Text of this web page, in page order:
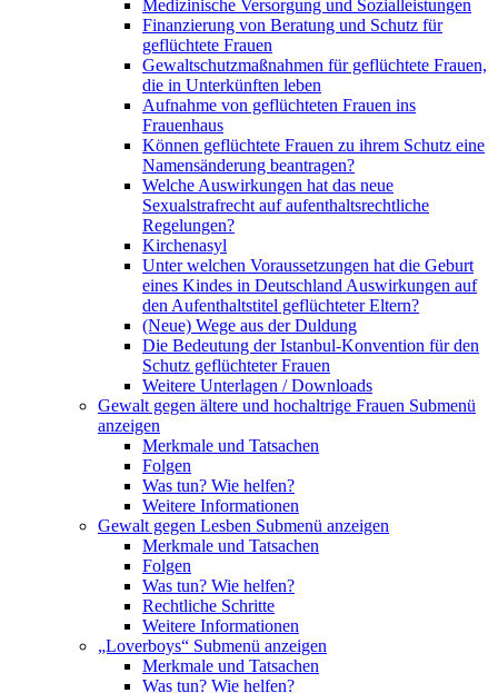
Medizinische Versorgung und Sozialleistungen
Finanzierung von Beratung und Schutz für
geflüchtete Frauen
Gewaltschutzmaßnahmen für geflüchtete Frauen,
die in Unterkünften leben
Aufnahme von geflüchteten Frauen ins
Frauenhaus
Können geflüchtete Frauen zu ihrem Schutz eine
Namensänderung beantragen?
Welche Auswirkungen hat das neue
Sexualstrafrecht auf aufenthaltsrechtliche
Regelungen?
Kirchenasyl
Unter welchen Voraussetzungen hat die Geburt
eines Kindes in Deutschland Auswirkungen auf
den Aufenthaltstitel geflüchteter Eltern?
(Neue) Wege aus der Duldung
Die Bedeutung der Istanbul-Konvention für den
Schutz geflüchteter Frauen
Weitere Unterlagen / Downloads
Gewalt gegen ältere und hochaltrige Frauen Submenü
anzeigen
Merkmale und Tatsachen
Folgen
Was tun? Wie helfen?
Weitere Informationen
Gewalt gegen Lesben Submenü anzeigen
Merkmale und Tatsachen
Folgen
Was tun? Wie helfen?
Rechtliche Schritte
Weitere Informationen
„Loverboys“ Submenü anzeigen
Merkmale und Tatsachen
Was tun? Wie helfen?